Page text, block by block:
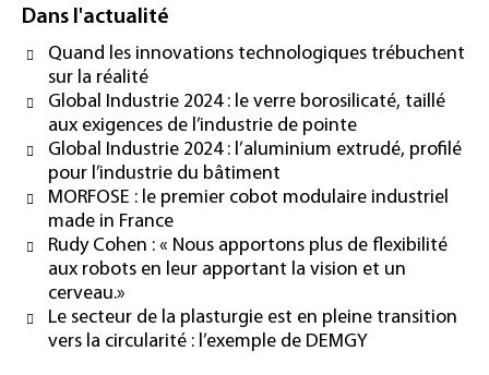
Dans l'actualité
Quand les innovations technologiques trébuchent
sur la réalité
Global Industrie 2024 : le verre borosilicaté, taillé
aux exigences de l’industrie de pointe
Global Industrie 2024 : l’aluminium extrudé, profilé
pour l’industrie du bâtiment
MORFOSE : le premier cobot modulaire industriel
made in France
Rudy Cohen : « Nous apportons plus de flexibilité
aux robots en leur apportant la vision et un
cerveau.»
Le secteur de la plasturgie est en pleine transition
vers la circularité : l’exemple de DEMGY